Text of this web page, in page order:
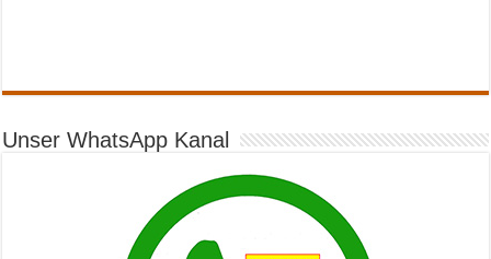
Unser WhatsApp Kanal